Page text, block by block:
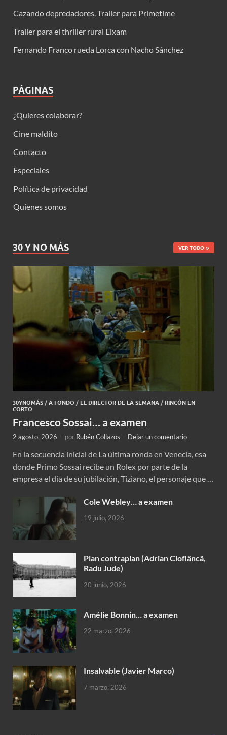
Cazando depredadores. Trailer para Primetime
Trailer para el thriller rural Eixam
Fernando Franco rueda Lorca con Nacho Sánchez
PÁGINAS
¿Quieres colaborar?
Cine maldito
Contacto
Especiales
Política de privacidad
Quienes somos
30 Y NO MÁS VER TODO
30YNOMÁS / A FONDO / EL DIRECTOR DE LA SEMANA / RINCÓN EN
CORTO
Francesco Sossai… a examen
2 agosto, 2026 - por Rubén Collazos - Dejar un comentario
En la secuencia inicial de La última ronda en Venecia, esa
donde Primo Sossai recibe un Rolex por parte de la
empresa el día de su jubilación, Tiziano, el personaje que …
Cole Webley… a examen
19 julio, 2026
Plan contraplan (Adrian Cioflâncã,
Radu Jude)
20 junio, 2026
Amélie Bonnin… a examen
22 marzo, 2026
Insalvable (Javier Marco)
7 marzo, 2026